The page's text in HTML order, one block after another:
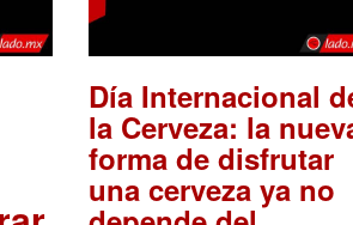
Día Internacional
la Cerveza: la
forma de disfrutar
una cerveza ya no